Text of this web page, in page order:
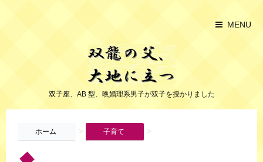
MENU
双子座、AB 型、晩婚理系男子が双子を授かりました
ホーム > 子育て >